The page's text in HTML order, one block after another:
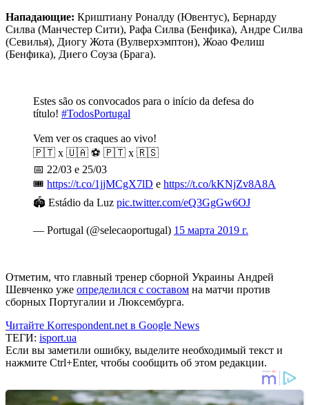
Нападающие: Криштиану Роналду (Ювентус), Бернарду
Силва (Манчестер Сити), Рафа Силва (Бенфика), Андре Силва
(Севилья), Диогу Жота (Вулверхэмптон), Жоао Фелиш
(Бенфика), Диего Соуза (Брага).
Estes são os convocados para o início da defesa do
título! #TodosPortugal
Vem ver os craques ao vivo!
🇵🇹 x 🇺🇦 ⚽️ 🇵🇹 x 🇷🇸
📅 22/03 e 25/03
🎟️ https://t.co/1jjMCgX7lD e https://t.co/kKNjZv8A8A
🏟️ Estádio da Luz pic.twitter.com/eQ3GgGw6OJ
— Portugal (@selecaoportugal) 15 марта 2019 г.
Отметим, что главный тренер сборной Украины Андрей
Шевченко уже определился с составом на матчи против
сборных Португалии и Люксембурга.
Читайте Korrespondent.net в Google News
ТЕГИ: isport.ua
Если вы заметили ошибку, выделите необходимый текст и
нажмите Ctrl+Enter, чтобы сообщить об этом редакции.